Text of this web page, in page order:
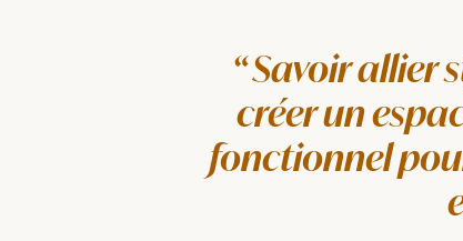
Savoir allier
créer un
fonctionnel